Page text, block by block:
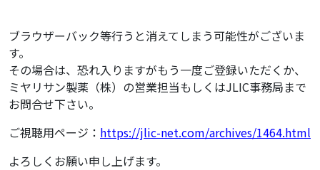
ブラウザーバック等行うと消えてしまう可能性がございま
す。
その場合は、恐れ入りますがもう一度ご登録いただくか、
ミヤリサン製薬（株）の営業担当もしくはJLIC事務局まで
お問合せ下さい。
ご視聴用ページ： https://jlic-net.com/archives/1464.html
よろしくお願い申し上げます。